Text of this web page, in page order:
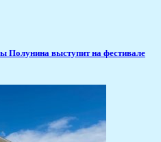
Полунина выступит на фестивале